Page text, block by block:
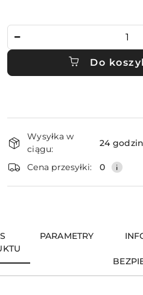
Do
i
dostawa
Wysyłka w
ciągu:
24
Cena przesyłki: 0
PARAMETRY